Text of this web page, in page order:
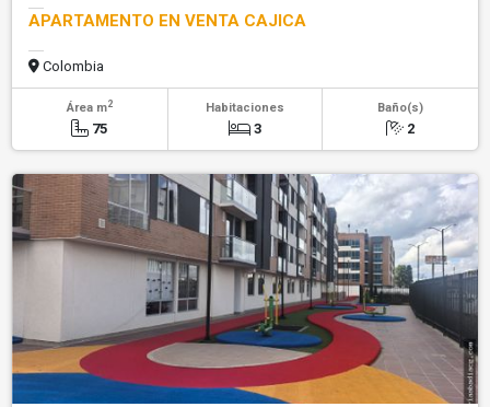
APARTAMENTO EN VENTA CAJICA
Colombia
Área m2
75
Habitaciones
3
Baño(s)
2